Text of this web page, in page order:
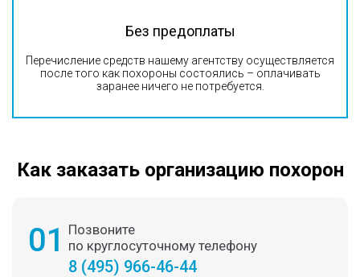
Без предоплаты
Перечисление средств нашему агентству осуществляется
после того как похороны состоялись – оплачивать
заранее ничего не потребуется.
Как заказать организацию похорон
01
Позвоните
по круглосуточному телефону
8 (495) 966-46-44